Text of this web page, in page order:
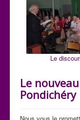
Le
Le
Pondichéry